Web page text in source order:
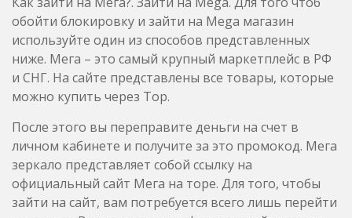
обойти блокировку и зайти на Mega магазин
используйте один из способов представленных
ниже. Мега – это самый крупный маркетплейс в РФ
и СНГ. На сайте представлены все товары, которые
можно купить через Тор.
После этого вы переправите деньги на счет в
личном кабинете и получите за это промокод. Мега
зеркало представляет собой ссылку на
официальный сайт Мега на торе. Для того, чтобы
зайти на сайт, вам потребуется всего лишь перейти